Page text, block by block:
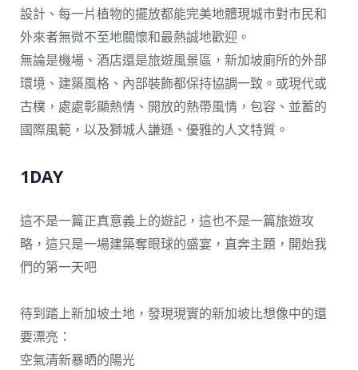
設計、每一片植物的擺放都能完美地體現城市對市民和
外來者無微不至地關懷和最熱誠地歡迎。
無論是機場、酒店還是旅遊風景區，新加坡廁所的外部
環境、建築風格、內部裝飾都保持協調一致。或現代或
古樸，處處彰顯熱情、開放的熱帶風情，包容、並蓄的
國際風範，以及獅城人謙遜、優雅的人文特質。
1DAY
這不是一篇正真意義上的遊記，這也不是一篇旅遊攻
略，這只是一場建築奪眼球的盛宴，直奔主題，開始我
們的第一天吧
待到踏上新加坡土地，發現現實的新加坡比想像中的還
要漂亮：
空氣清新暴晒的陽光